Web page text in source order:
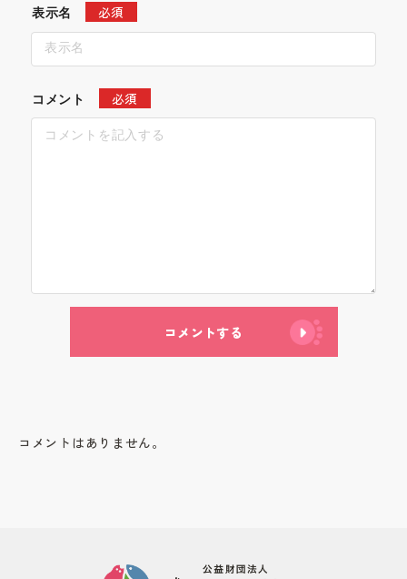
表示名 必須
コメント 必須
コメントする
コメントはありません。